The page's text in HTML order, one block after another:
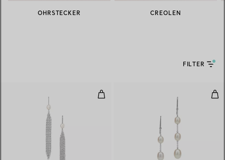
OHRSTECKER CREOLEN
FILTER
Mesh Quastenohrringe